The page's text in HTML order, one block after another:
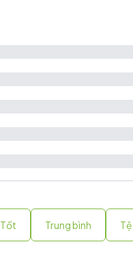
Tốt Trung bình Tệ